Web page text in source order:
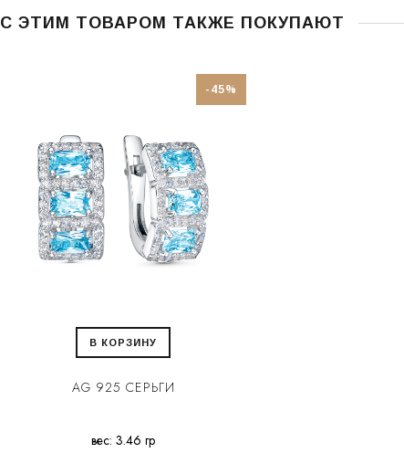
С ЭТИМ ТОВАРОМ ТАКЖЕ ПОКУПАЮТ
-45%
В КОРЗИНУ
AG 925 СЕРЬГИ
вес: 3.46 гр